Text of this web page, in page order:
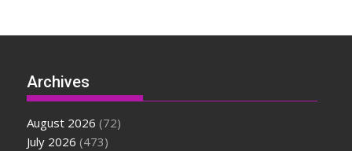
Archives
August 2026 (72)
July 2026 (473)